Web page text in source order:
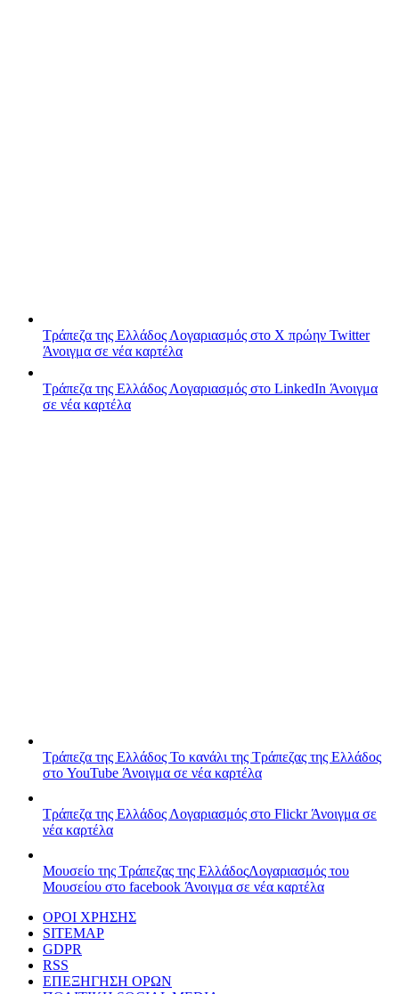
Τράπεζα της Ελλάδος Λογαριασμός στο X πρώην Twitter
Άνοιγμα σε νέα καρτέλα
Τράπεζα της Ελλάδος Λογαριασμός στο LinkedIn Άνοιγμα
σε νέα καρτέλα
Τράπεζα της Ελλάδος Το κανάλι της Τράπεζας της Ελλάδος
στο YouTube Άνοιγμα σε νέα καρτέλα
Τράπεζα της Ελλάδος Λογαριασμός στο FlickrΆνοιγμα σε
νέα καρτέλα
Μουσείο της Τράπεζας της ΕλλάδοςΛογαριασμός του
Μουσείου στο facebook Άνοιγμα σε νέα καρτέλα
ΟΡΟΙ ΧΡΗΣΗΣ
SITEMAP
GDPR
RSS
ΕΠΕΞΗΓΗΣΗ ΟΡΩΝ